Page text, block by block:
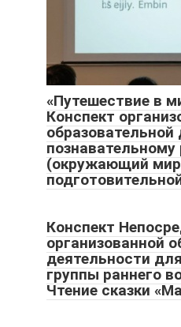
«Путешествие в
Конспект
образовательной
(окружающий
Конспект
организованной
деятельности
группы раннего
Чтение сказки